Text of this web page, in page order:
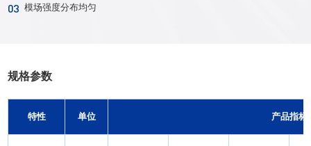
03 模场强度分布均匀
规格参数
特性 单位 产品指标